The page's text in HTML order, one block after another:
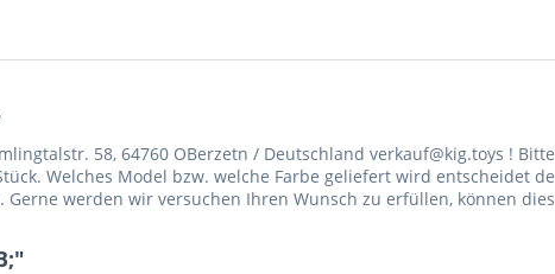
58, 64760 OBerzetn / Deutschland verkauf@kig.toys !
Welches Model bzw. welche Farbe geliefert wird entscheidet
Gerne werden wir versuchen Ihren Wunsch zu erfüllen, können